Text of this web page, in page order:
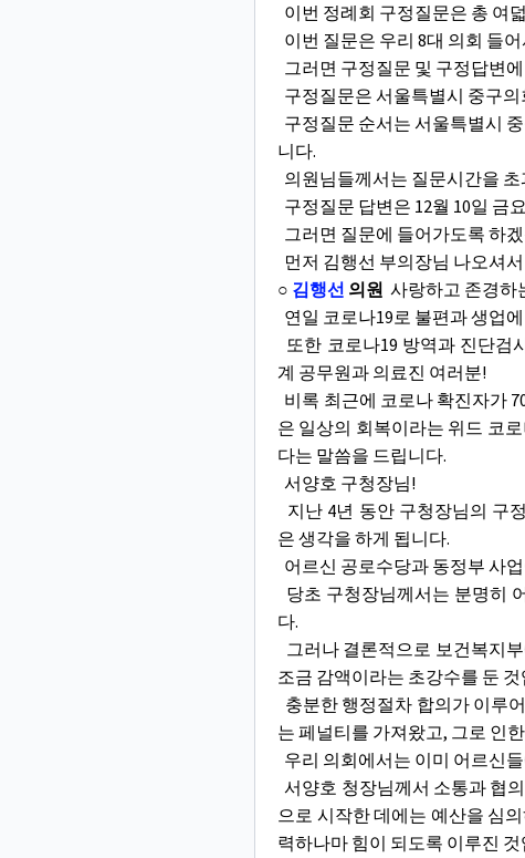
이번 정례회 구정질문은 총 여
이번 질문은 우리 8대 의회 들
그러면 구정질문 및 구정답변
구정질문은 서울특별시 중구
구정질문 순서는 서울특별시
니다.
의원님들께서는 질문시간을
구정질문 답변은 12월 10일 금
그러면 질문에 들어가도록 하
먼저 김행선 부의장님 나오셔
○ 김행선 의원 사랑하고 존경하
연일 코로나19로 불편과 생업
또한 코로나19 방역과 진단검
계 공무원과 의료진 여러분!
비록 최근에 코로나 확진자가
은 일상의 회복이라는 위드 코
다는 말씀을 드립니다.
서양호 구청장님!
지난 4년 동안 구청장님의 구
은 생각을 하게 됩니다.
어르신 공로수당과 동정부 사
당초 구청장님께서는 분명히
다.
그러나 결론적으로 보건복지
조금 감액이라는 초강수를 둔 것
충분한 행정절차 합의가 이루
는 페널티를 가져왔고, 그로 인
우리 의회에서는 이미 어르신
서양호 청장님께서 소통과 협
으로 시작한 데에는 예산을 심
력하나마 힘이 되도록 이루진 것